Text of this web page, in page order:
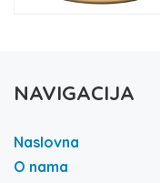
NAVIGACIJA
Naslovna
O nama